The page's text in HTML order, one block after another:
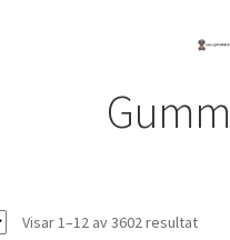
Visar 1–12 av 3602 resultat